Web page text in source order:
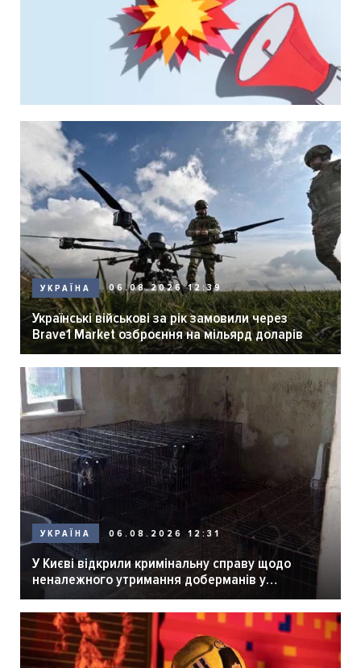
УКРАЇНА 06.08.2026 12:39
Українські військові за рік замовили через
Brave1 Market озброєння на мільярд доларів
УКРАЇНА 06.08.2026 12:31
У Києві відкрили кримінальну справу щодо
неналежного утримання доберманів у
розпліднику